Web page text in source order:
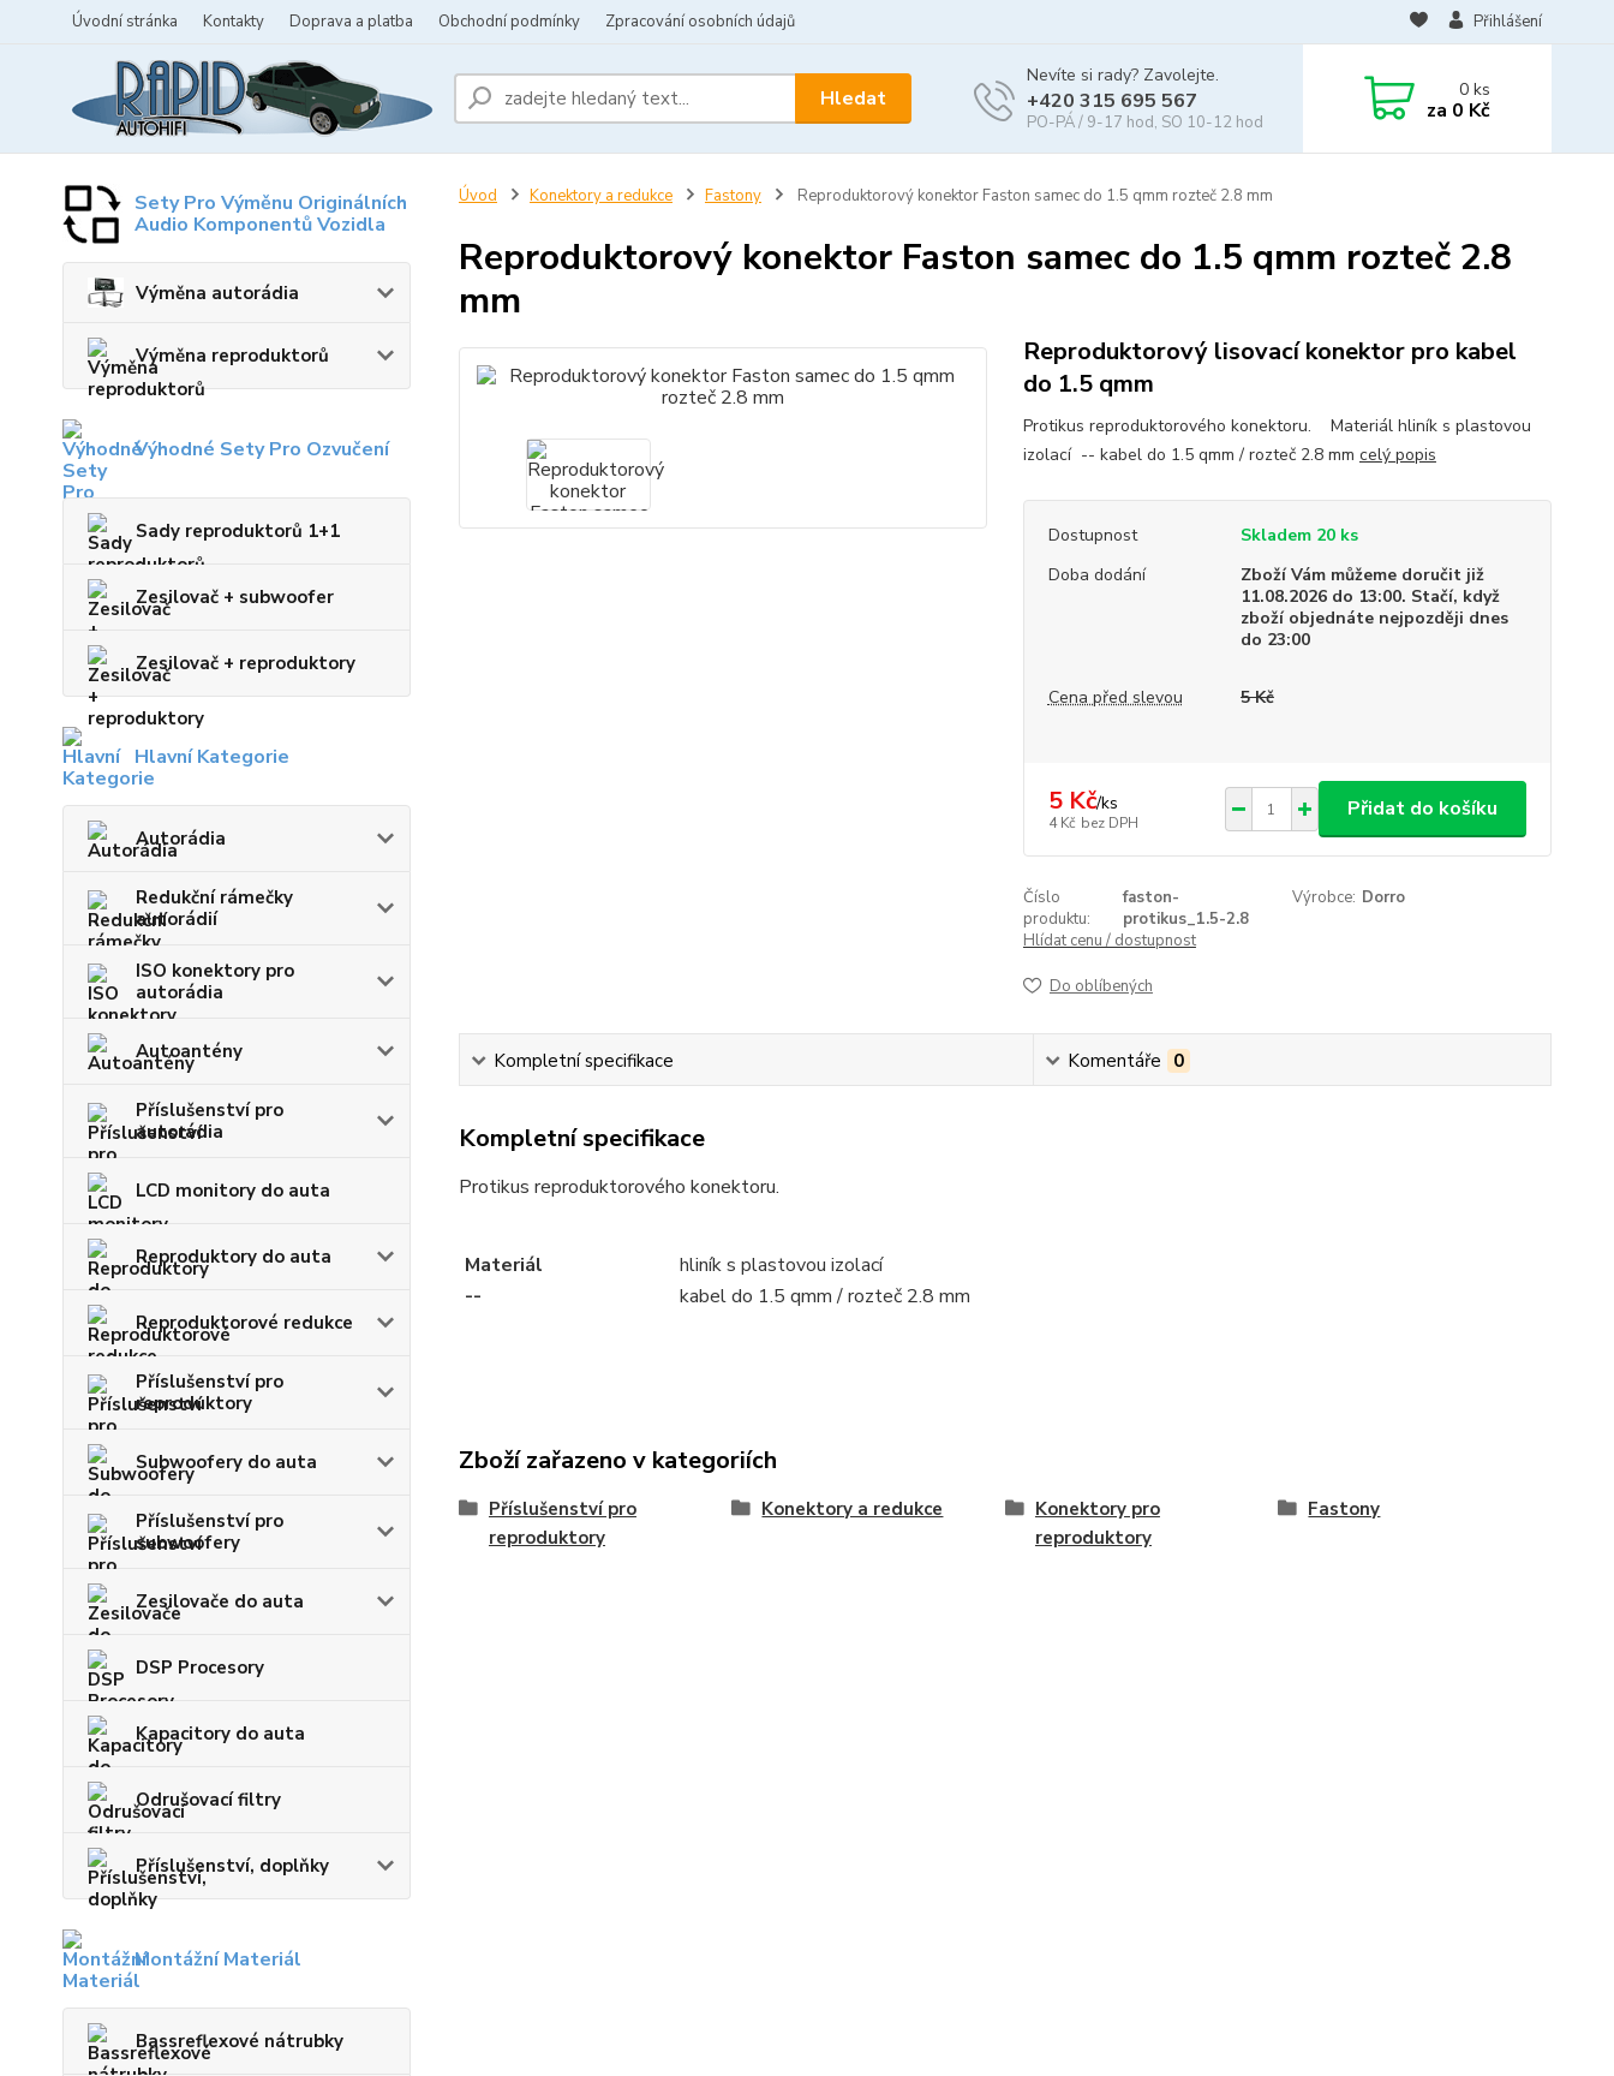
Úvodní stránka Kontakty Doprava a platba Obchodní podmínky Zpracování osobních údajů Přihlášení
Hledat
Nevíte si rady? Zavolejte.
+420 315 695 567
PO-PÁ / 9-17 hod, SO 10-12 hod
0ks
za 0 Kč
Sety Pro Výměnu Originálních
Audio Komponentů Vozidla
Výměna autorádia
Výměna reproduktorů
Výhodné Sety Pro Ozvučení
Sady reproduktorů 1+1
Zesilovač + subwoofer
Zesilovač + reproduktory
Hlavní Kategorie
Autorádia
Redukční rámečky
autorádií
ISO konektory pro
autorádia
Autoantény
Příslušenství pro
autorádia
LCD monitory do auta
Reproduktory do auta
Reproduktorové redukce
Příslušenství pro
reproduktory
Subwoofery do auta
Příslušenství pro
subwoofery
Zesilovače do auta
DSP Procesory
Kapacitory do auta
Odrušovací filtry
Příslušenství, doplňky
Montážní Materiál
Bassreflexové nátrubky
Úvod Konektory a redukce Fastony Reproduktorový konektor Faston samec do 1.5 qmm rozteč 2.8 mm
Reproduktorový konektor Faston samec do 1.5 qmm rozteč 2.8
mm
Reproduktorový lisovací konektor pro kabel
do 1.5 qmm
Protikus reproduktorového konektoru. Materiál hliník s plastovou
izolací -- kabel do 1.5 qmm / rozteč 2.8 mm celý popis
Dostupnost
Skladem 20 ks
Doba dodání
Zboží Vám můžeme doručit již
11.08.2026 do 13:00. Stačí, když
zboží objednáte nejpozději dnes
do 23:00
Cena před slevou 5 Kč
5 Kč/ks
4 Kč bez DPH
Přidat do košíku
Číslo
produktu:
faston-
protikus_1.5-2.8
Výrobce: Dorro
Hlídat cenu / dostupnost
Do oblíbených
Kompletní specifikace Komentáře 0
Kompletní specifikace
Protikus reproduktorového konektoru.
Materiál
hliník s plastovou izolací
--
kabel do 1.5 qmm / rozteč 2.8 mm
Zboží zařazeno v kategoriích
Příslušenství pro
reproduktory
Konektory a redukce
Konektory pro
reproduktory
Fastony